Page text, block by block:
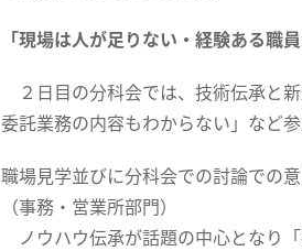
「現場は人が足りない・経験ある職
２日目の分科会では、技術伝承と
委託業務の内容もわからない」など
職場見学並びに分科会での討論での
（事務・営業所部門）
ノウハウ伝承が話題の中心となり